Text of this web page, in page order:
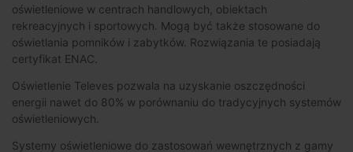
oświetleniowe w centrach handlowych, obiektach
rekreacyjnych i sportowych. Mogą być także stosowane do
oświetlania pomników i zabytków. Rozwiązania te posiadają
certyfikat ENAC.
Oświetlenie Televes pozwala na uzyskanie oszczędności
energii nawet do 80% w porównaniu do tradycyjnych systemów
oświetleniowych.
Systemy oświetleniowe do zastosowań wewnętrznych z gamy